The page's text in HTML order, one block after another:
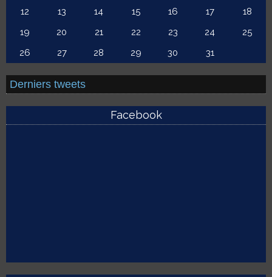
12
13 14 15 16 17
18
19
20 21 22 23 24
25
26
27 28 29 30 31
Derniers tweets
Facebook